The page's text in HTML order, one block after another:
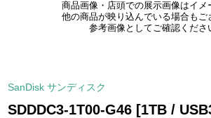
商品画像・店頭での展示画像はイメ
他の商品が映り込んでいる場合もご
参考画像としてご確認くださ
SanDisk サンディスク
SDDDC3-1T00-G46 [1TB /